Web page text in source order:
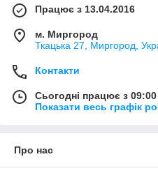
Працює з 13.04.2016
м. Миргород
Ткацька 27, Миргород,
Контакти
Сьогодні працює з
Показати весь графік
Про нас